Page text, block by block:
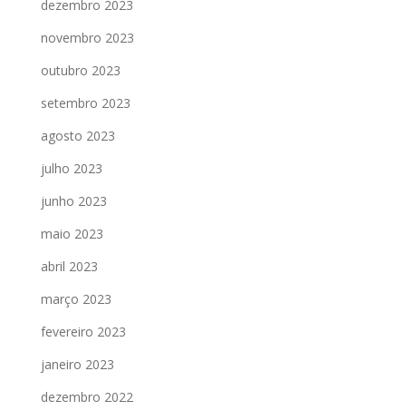
dezembro 2023
novembro 2023
outubro 2023
setembro 2023
agosto 2023
julho 2023
junho 2023
maio 2023
abril 2023
março 2023
fevereiro 2023
janeiro 2023
dezembro 2022